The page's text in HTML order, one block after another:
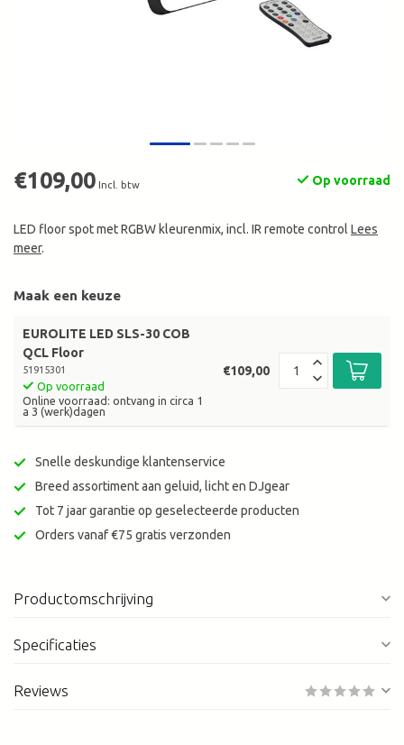
€109,00 Incl. btw Op voorraad
LED floor spot met RGBW kleurenmix, incl. IR remote control Lees
meer.
Maak een keuze
EUROLITE LED SLS-30 COB
QCL Floor
51915301
Op voorraad
Online voorraad: ontvang in circa 1
a 3 (werk)dagen
€109,00
Snelle deskundige klantenservice
Breed assortiment aan geluid, licht en DJgear
Tot 7 jaar garantie op geselecteerde producten
Orders vanaf €75 gratis verzonden
Productomschrijving
Specificaties
Reviews